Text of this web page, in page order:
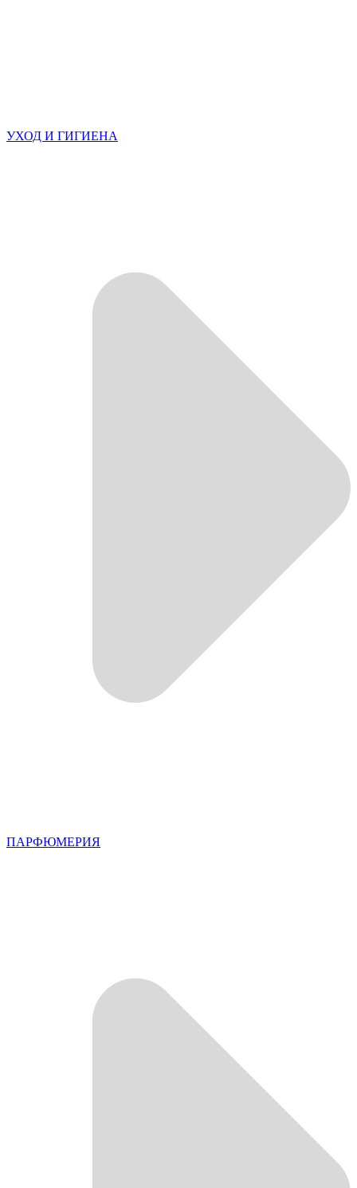
УХОД И ГИГИЕНА
ПАРФЮМЕРИЯ